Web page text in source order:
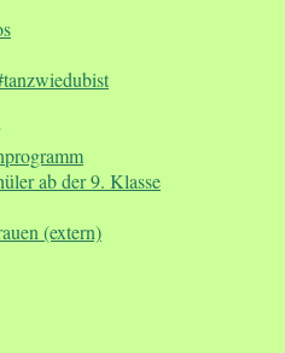
ab der 9. Klasse
(extern)